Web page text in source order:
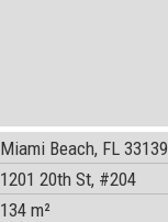
Miami Beach, FL 33139
1201 20th St, #204
134 m²